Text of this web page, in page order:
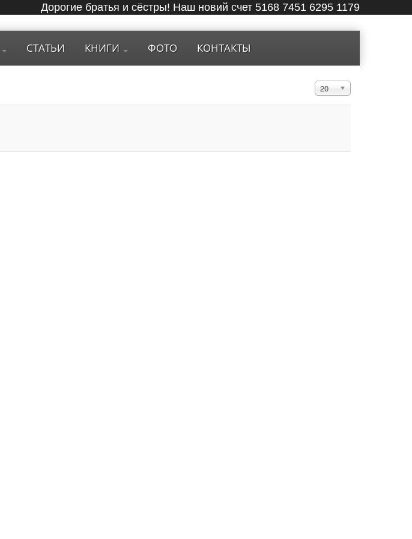
Дорогие братья и сёстры! Наш новий счет 5168 7451 6295 1179
СТАТЬИ КНИГИ ФОТО КОНТАКТЫ
Кол-во строк:
20